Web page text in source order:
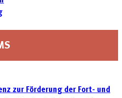
zur Förderung der Fort- und